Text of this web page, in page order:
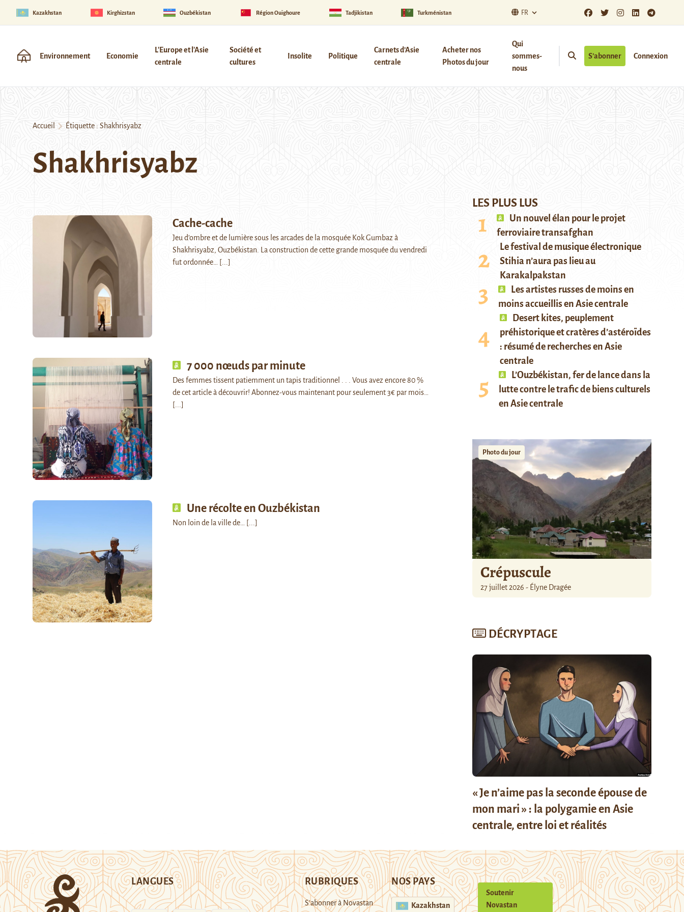
Kazakhstan Kirghizstan Ouzbékistan Région Ouïghoure Tadjikistan Turkménistan FR
Environnement Economie
L'Europe et l'Asie
centrale
Société et
cultures
Insolite Politique
Carnets d’Asie
centrale
Acheter nos
Photos du jour
Qui
sommes-
nous
S’abonner Connexion
Accueil Étiquette : Shakhrisyabz
Shakhrisyabz
Cache-cache
Jeu d’ombre et de lumière sous les arcades de la mosquée Kok Gumbaz à
Shakhrisyabz, Ouzbékistan. La construction de cette grande mosquée du vendredi
fut ordonnée…
[...]
7 000 nœuds par minute
Des femmes tissent patiemment un tapis traditionnel . . . Vous avez encore 80 %
de cet article à découvrir! Abonnez-vous maintenant pour seulement 3€ par mois…
[...]
Une récolte en Ouzbékistan
Non loin de la ville de… [...]
LES PLUS LUS
Un nouvel élan pour le projet
ferroviaire transafghan
Le festival de musique électronique
Stihia n’aura pas lieu au
Karakalpakstan
Les artistes russes de moins en
moins accueillis en Asie centrale
Desert kites, peuplement
préhistorique et cratères d’astéroïdes
: résumé de recherches en Asie
centrale
L’Ouzbékistan, fer de lance dans la
lutte contre le trafic de biens culturels
en Asie centrale
Photo du jour
Crépuscule
27 juillet 2026 - Élyne Dragée
DÉCRYPTAGE
« Je n’aime pas la seconde épouse de
mon mari » : la polygamie en Asie
centrale, entre loi et réalités
LANGUES RUBRIQUES
S’abonner à Novastan
NOS PAYS
Kazakhstan
Soutenir
Novastan